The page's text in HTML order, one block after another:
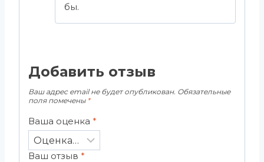
бы.
Добавить отзыв
Ваш адрес email не будет опубликован. Обязательные
поля помечены *
Ваша оценка *
Ваш отзыв *